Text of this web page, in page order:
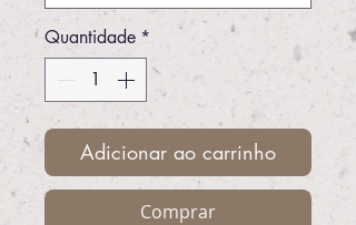
Quantidade *
Adicionar ao carrinho
Comprar